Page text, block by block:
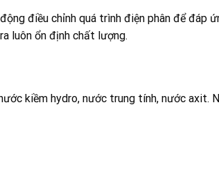
điều chỉnh quá trình điện phân để đáp
luôn ổn định chất lượng.
kiềm hydro, nước trung tính, nước axit.